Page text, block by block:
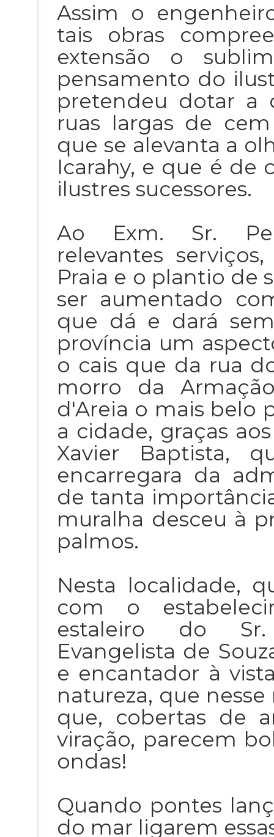
Assim o
tais obras
extensão o
pensamento do
pretendeu dotar a
ruas largas de
que se alevanta a
Icarahy, e que é de
ilustres sucessores.
Ao Exm. Sr.
relevantes
Praia e o plantio de
ser aumentado
que dá e dará
província um
o cais que da rua
morro da
d'Areia o mais belo
a cidade, graças
Xavier Baptista,
encarregara da
de tanta
muralha desceu à
palmos.
Nesta localidade,
com o
estaleiro do Sr.
Evangelista de
e encantador à
natureza, que
que, cobertas de
viração, parecem
ondas!
Quando pontes
do mar ligarem